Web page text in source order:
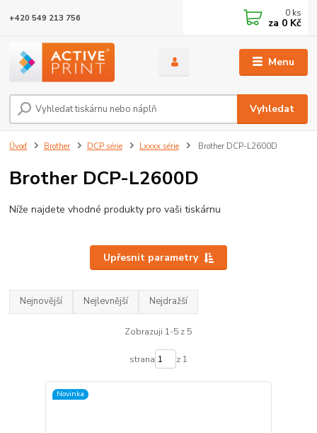
Menu
Vyhledat
+420 549 213 756 0 ks
za 0 Kč
Úvod Brother DCP série Lxxxx série Brother DCP-L2600D
Brother DCP-L2600D
Níže najdete vhodné produkty pro vaši tiskárnu
Upřesnit parametry
Nejnovější Nejlevnější Nejdražší
Zobrazuji 1-5 z 5
strana z 1
Novinka